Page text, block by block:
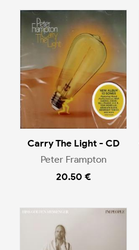
Carry The Light - CD
Peter Frampton
20.50 €